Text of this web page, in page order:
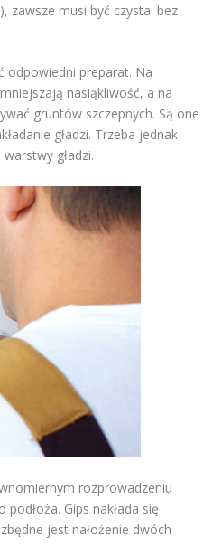
zawsze musi być czysta: bez
odpowiedni preparat. Na
nasiąkliwość, a na
gruntów szczepnych. Są one
gładzi. Trzeba jednak
gładzi.
rozprowadzeniu
Gips nakłada się
jest nałożenie dwóch